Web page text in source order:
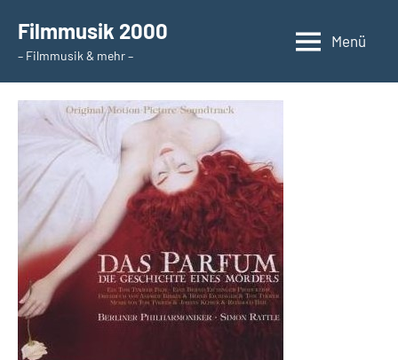
Inhalt
springen
Filmmusik 2000
– Filmmusik & mehr –
Menü